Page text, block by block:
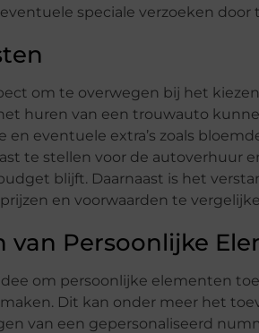
speciale verzoeken door
om te overwegen bij het
huren van een trouwauto
eventuele extra’s zoals
te stellen voor de autoverhuur
blijft. Daarnaast is het
en voorwaarden te
van Persoonlijke
om persoonlijke elementen
Dit kan onder meer het
van een gepersonaliseerd